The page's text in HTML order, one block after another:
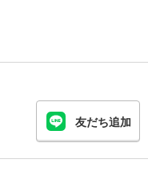
友だち追加